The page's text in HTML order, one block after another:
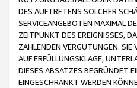
DES AUFTRETENS SOLCHER
SERVICEANGEBOTEN MAXIMAL
ZEITPUNKT DES EREIGNISSES,
ZAHLENDEN VERGÜTUNGEN. SIE
AUF ERFÜLLUNGSKLAGE,
DIESES ABSATZES BEGRÜNDET
EINGESCHRÄNKT WERDEN